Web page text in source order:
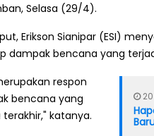
Selasa (29/4).
Erikson Sianipar (ESI)
dampak bencana yang
20
respon
bencana yang
katanya.